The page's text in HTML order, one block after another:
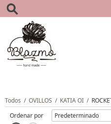
Todos / OVILLOS / KATIA OI /
Ordenar por